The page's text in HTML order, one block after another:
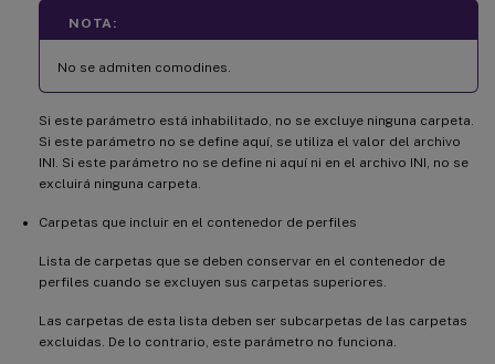
NOTA:
No se admiten comodines.
Si este parámetro está inhabilitado, no se excluye ninguna carpeta.
Si este parámetro no se define aquí, se utiliza el valor del archivo
INI. Si este parámetro no se define ni aquí ni en el archivo INI, no se
excluirá ninguna carpeta.
Carpetas que incluir en el contenedor de perfiles
Lista de carpetas que se deben conservar en el contenedor de
perfiles cuando se excluyen sus carpetas superiores.
Las carpetas de esta lista deben ser subcarpetas de las carpetas
excluidas. De lo contrario, este parámetro no funciona.